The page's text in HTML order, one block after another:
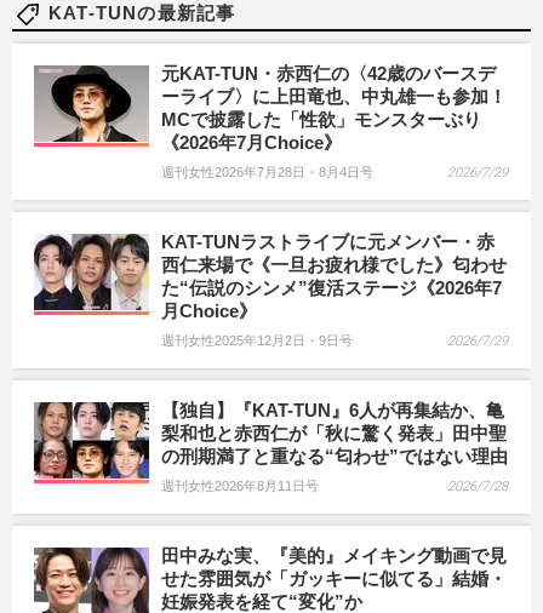
KAT-TUNの最新記事
元KAT-TUN・赤西仁の〈42歳のバースデ
ーライブ〉に上田竜也、中丸雄一も参加！
MCで披露した「性欲」モンスターぶり
《2026年7月Choice》
週刊女性2026年7月28日・8月4日号 2026/7/29
KAT-TUNラストライブに元メンバー・赤
西仁来場で《一旦お疲れ様でした》匂わせ
た“伝説のシンメ”復活ステージ《2026年7
月Choice》
週刊女性2025年12月2日・9日号 2026/7/29
【独自】『KAT-TUN』6人が再集結か、亀
梨和也と赤西仁が「秋に驚く発表」田中聖
の刑期満了と重なる“匂わせ”ではない理由
週刊女性2026年8月11日号 2026/7/28
田中みな実、『美的』メイキング動画で見
せた雰囲気が「ガッキーに似てる」結婚・
妊娠発表を経て“変化”か